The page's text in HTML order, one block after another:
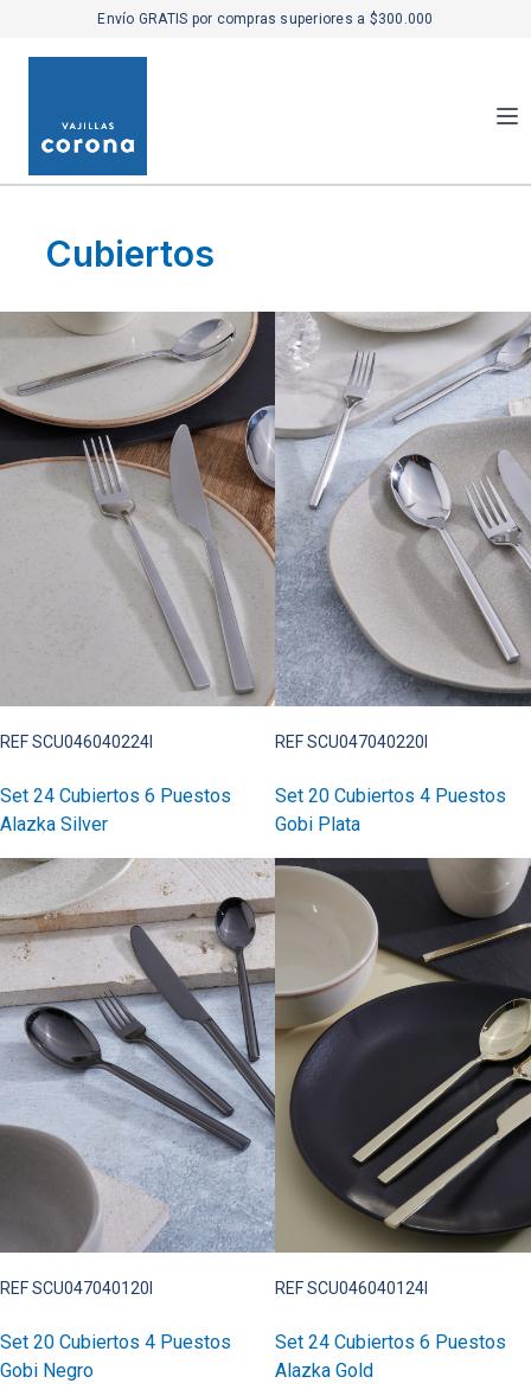
Envío GRATIS por compras superiores a $300.000
Cubiertos
REF SCU046040224I
Set 24 Cubiertos 6 Puestos
Alazka Silver
REF SCU047040220I
Set 20 Cubiertos 4 Puestos
Gobi Plata
REF SCU047040120I
Set 20 Cubiertos 4 Puestos
Gobi Negro
REF SCU046040124I
Set 24 Cubiertos 6 Puestos
Alazka Gold